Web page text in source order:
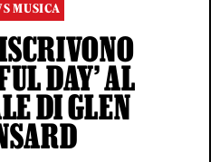
MUSICA
DAY’ AL
DI GLEN